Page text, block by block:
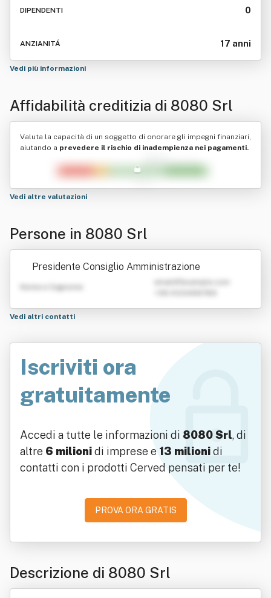
DIPENDENTI 0
ANZIANITÁ 17 anni
Vedi più informazioni
Affidabilità creditizia di 8080 Srl
Valuta la capacità di un soggetto di onorare gli impegni finanziari,
aiutando a prevedere il rischio di inadempienza nei pagamenti.
Vedi altre valutazioni
Persone in 8080 Srl
Presidente Consiglio Amministrazione
Nome e Cognome
Vedi altri contatti
Iscriviti ora
gratuitamente
Accedi a tutte le informazioni di 8080 Srl, di
altre 6 milionidi imprese e 13 milionidi
contatti con i prodotti Cerved pensati per te!
PROVA ORA GRATIS
Descrizione di 8080 Srl